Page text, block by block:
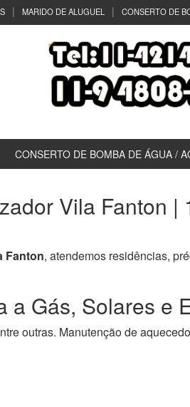
MARIDO DE ALUGUEL CONSERTO DE
CONSERTO DE BOMBA DE ÁGUA /
Vila Fanton |
Fanton, atendemos residências,
a Gás, Solares e
outras. Manutenção de